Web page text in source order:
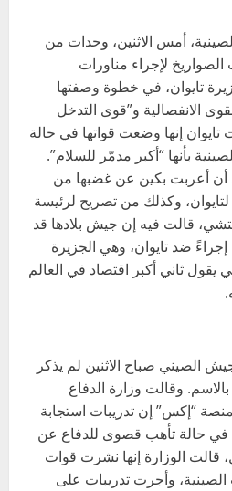
أمس الاثنين، وحدات من
لإجراء مناورات
تايوان، في خطوة وصفتها
الانفصالية و”قوى التدخل
تايوان إنها وضعت قواتها في حالة
بأنها “أكبر مدمّر للسلام”.
أن أعربت بكين عن غضبها من
لتايوان، وكذلك من تصريح لرئيسة
قالت فيه إن جيش بلادها قد
ضد تايوان، وهي الجزيرة
يقول ثاني أكبر اقتصاد في العالم
الصيني صباح الاثنين لم يذكر
بالاسم. وقالت وزارة الدفاع
“إكس” إن تدريبات استجابة
في حالة تأهب قصوى للدفاع عن
قالت الوزارة إنها نشرت قوات
وأجرت تدريبات على